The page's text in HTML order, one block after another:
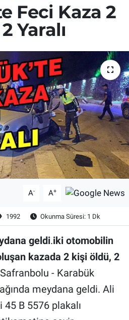
Feci Kaza 2
Yaralı
A- A+
1992 Okunma Süresi: 1 Dk
geldi.iki otomobilin
kazada 2 kişi öldü, 2
- Karabük
meydana geldi. Ali
B 5576 plakalı